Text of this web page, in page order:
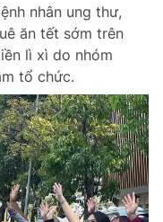
nhân ung thư,
ăn tết sớm trên
lì xì do nhóm
tổ chức.